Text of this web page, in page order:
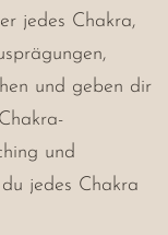
jedes Chakra,
und geben dir
und
jedes Chakra